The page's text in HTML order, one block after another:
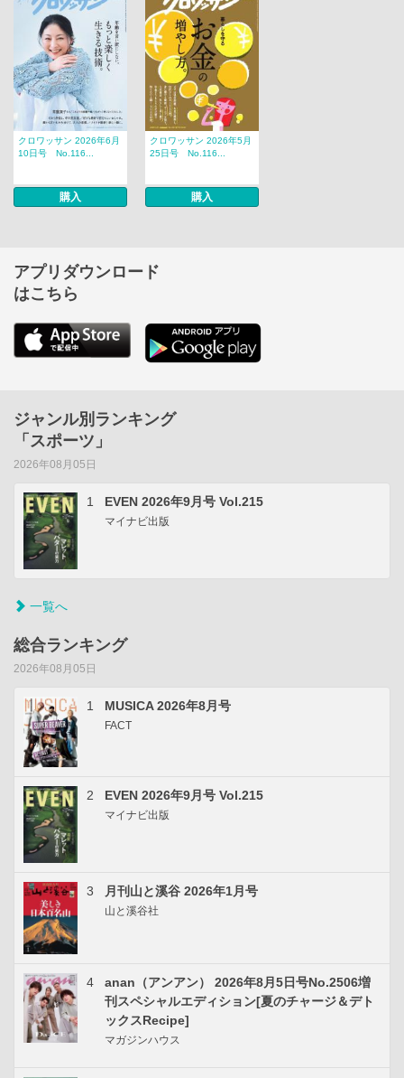
クロワッサン 2026年6月
10日号 No.116...
購入
クロワッサン 2026年5月
25日号 No.116...
購入
アプリダウンロード
はこちら
ジャンル別ランキング
「スポーツ」
2026年08月05日
1 EVEN 2026年9月号 Vol.215
マイナビ出版
一覧へ
総合ランキング
2026年08月05日
1 MUSICA 2026年8月号
FACT
2 EVEN 2026年9月号 Vol.215
マイナビ出版
3 月刊山と溪谷 2026年1月号
山と溪谷社
4
anan（アンアン） 2026年8月5日号No.2506増
刊スペシャルエディション[夏のチャージ＆デト
ックスRecipe]
マガジンハウス